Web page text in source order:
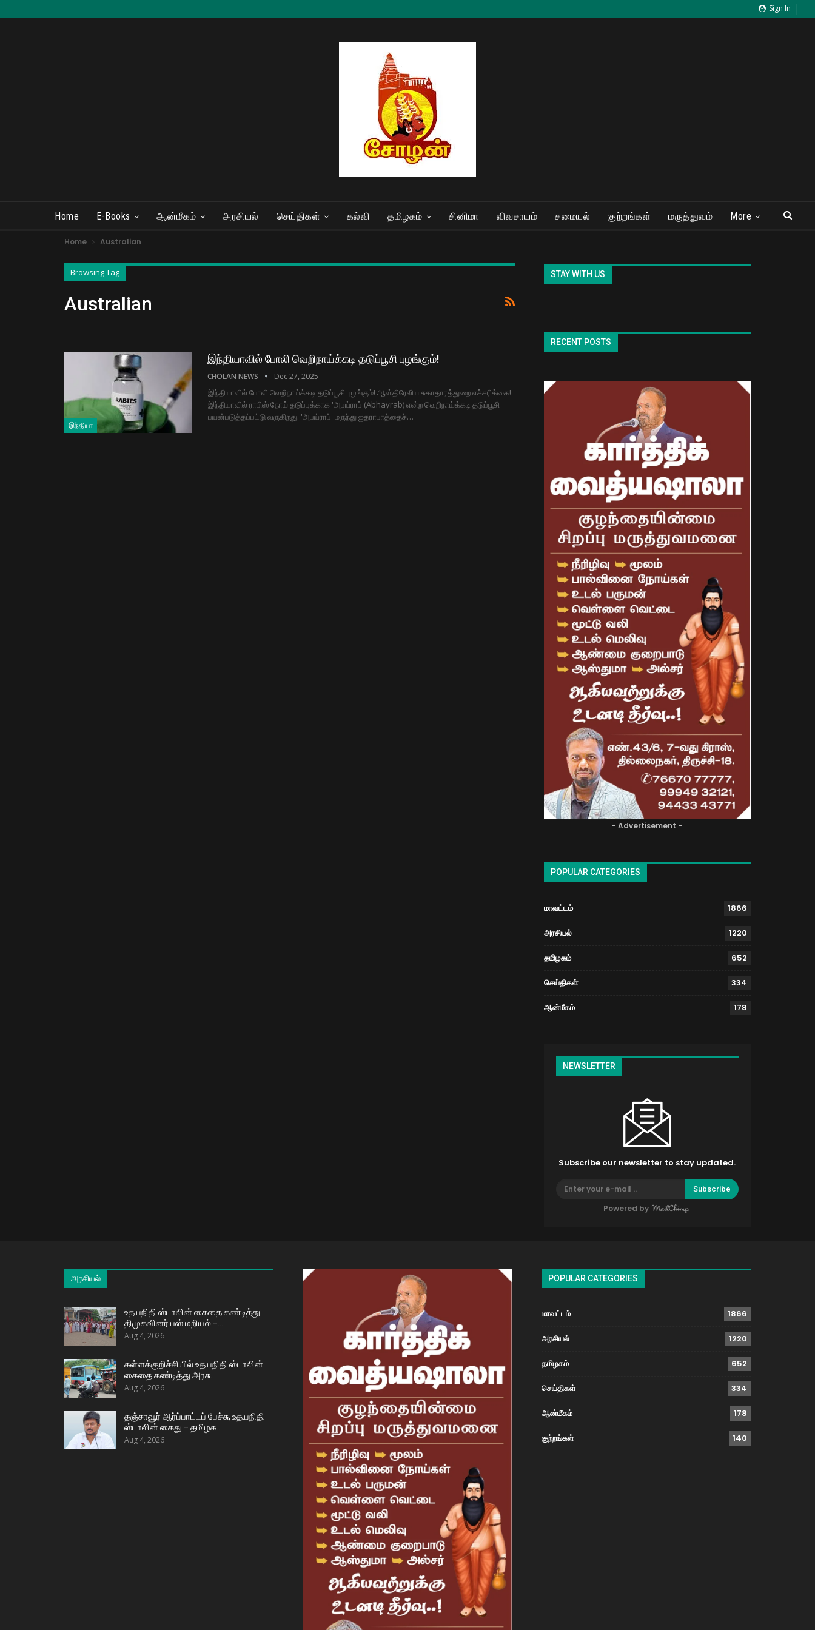
Sign In
Home E-Books ஆன்மீகம் அரசியல் செய்திகள் கல்வி தமிழகம் சினிமா விவசாயம் சமையல் குற்றங்கள் மருத்துவம் More
Home Australian
Browsing Tag
Australian
இந்தியா
இந்தியாவில் போலி வெறிநாய்க்கடி தடுப்பூசி புழங்கும்!
CHOLAN NEWS Dec 27, 2025
இந்தியாவில் போலி வெறிநாய்க்கடி தடுப்பூசி புழங்கும்! ஆஸ்திரேலிய சுகாதாரத்துறை எச்சரிக்கை!
இந்தியாவில் ராபிஸ் நோய் தடுப்புக்காக 'அபய்ராப்'(Abhayrab) என்ற வெறிநாய்க்கடி தடுப்பூசி
பயன்படுத்தப்பட்டு வருகிறது. 'அபய்ராப்' மருந்து ஐதராபாத்தைச்…
STAY WITH US
RECENT POSTS
- Advertisement -
POPULAR CATEGORIES
மாவட்டம் 1866
அரசியல் 1220
தமிழகம் 652
செய்திகள் 334
ஆன்மீகம் 178
NEWSLETTER
Subscribe our newsletter to stay updated.
Subscribe
Powered by
அரசியல்
உதயநிதி ஸ்டாலின் கைதை கண்டித்து
திமுகவினர் பஸ் மறியல் –…
Aug 4, 2026
கள்ளக்குறிச்சியில் உதயநிதி ஸ்டாலின்
கைதை கண்டித்து அரசு…
Aug 4, 2026
தஞ்சாவூர் ஆர்ப்பாட்டப் பேச்சு, உதயநிதி
ஸ்டாலின் கைது – தமிழக…
Aug 4, 2026
POPULAR CATEGORIES
மாவட்டம் 1866
அரசியல் 1220
தமிழகம் 652
செய்திகள் 334
ஆன்மீகம் 178
குற்றங்கள் 140